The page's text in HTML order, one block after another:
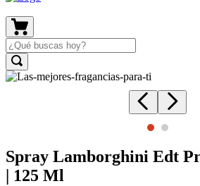
Spray Lamborghini Edt
| 125 Ml